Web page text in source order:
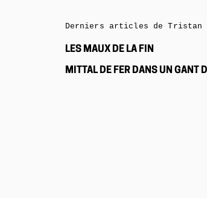
Derniers articles de Tristan
LES MAUX DE LA FIN
MITTAL DE FER DANS UN GANT